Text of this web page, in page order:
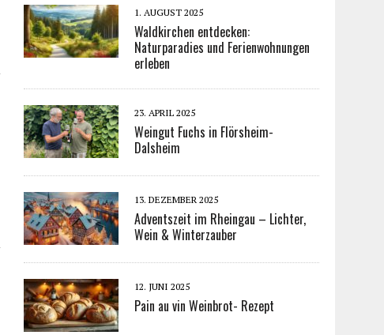
1. AUGUST 2025
Waldkirchen entdecken:
Naturparadies und Ferienwohnungen
erleben
23. APRIL 2025
Weingut Fuchs in Flörsheim-
Dalsheim
13. DEZEMBER 2025
Adventszeit im Rheingau – Lichter,
Wein & Winterzauber
12. JUNI 2025
Pain au vin Weinbrot- Rezept